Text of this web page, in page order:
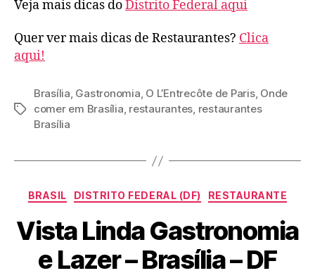
Veja mais dicas doDistrito Federal aqui
Quer ver mais dicas de Restaurantes? Clica
aqui!
Tags
Brasília, Gastronomia, O L’Entrecôte de Paris, Onde
comer em Brasília, restaurantes, restaurantes
Brasília
Categorias
BRASIL DISTRITO FEDERAL (DF) RESTAURANTE
Vista Linda Gastronomia
e Lazer – Brasília – DF